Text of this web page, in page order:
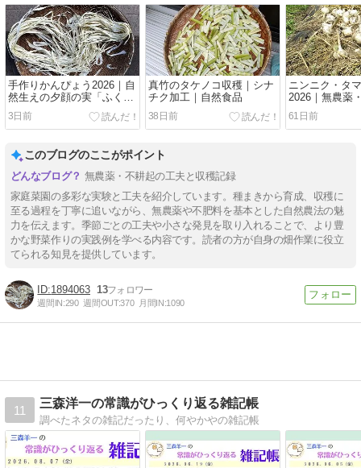
手作りかんぴょう2026｜自
然生えの夕顔の実「ふく
べ」
3日前
真竹のタケノコ収穫｜シナ
チク加工｜自然食品
38日前
ニンニク・タ
2026｜無農薬
耕起栽培
61日前
このブログのここがポイント
無農薬・不耕起の工夫と収穫記録
家庭菜園の多彩な実験と工夫を紹介しています。種まきから育成、収穫に
至る過程を丁寧に追いながら、無農薬や不肥料を基本とした自然農法の魅
力を伝えます。季節ごとの工夫や小さな発見を取り入れることで、より豊
かな野菜作りの実践例を学べる内容です。読者の方が自身の畑作業に役立
てられる知見を提供しています。
1894063 13
週間IN:290 週間OUT:370 月間IN:1090
11
三森洋一の常識がひっくり返る雑記帳
調べたネタの雑記だったり、何やかやの雑記帳